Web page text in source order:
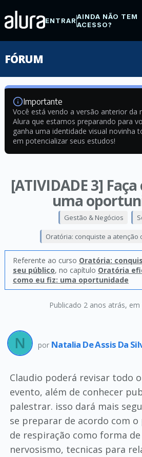
ENTRARAINDA NÃO TEM
ACESSO?
FÓRUM
Importante
Você está vendo a versão anterior da
Alura que estamos preparando para
ganha uma identidade visual novinha
em potencializar seus estudos!
[ATIVIDADE 3]
uma
Publicado 2 anos atrás,
Gestão & Negócios
Oratória: conquiste a atenção
Referente ao curso Oratória:
seu público, no capítulo Oratória
como eu fiz: uma oportunidade
por Natalia De Assis Da
Claudio poderá revisar todo
evento, além de conhecer
palestrar. isso dará mais
se preparar de acordo com
de respiração como forma
nervosismo, tecnicas para